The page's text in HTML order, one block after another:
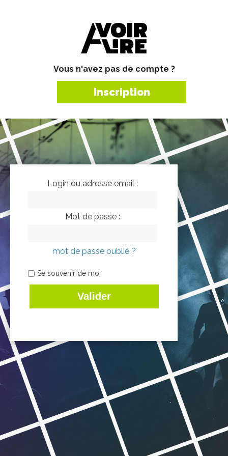
Vous n'avez pas de compte ?
Inscription
Login ou adresse email :
Mot de passe :
mot de passe oublié ?
Se souvenir de moi